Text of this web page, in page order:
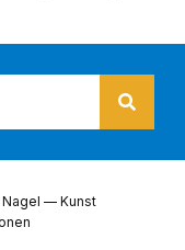
Nagel — Kunst